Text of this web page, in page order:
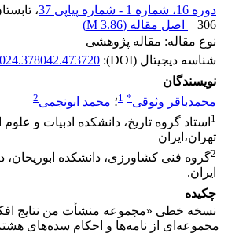
دوره 16، شماره 1 - شماره پیاپی 37
، تابستان
306
اصل مقاله (3.86 M
)
نوع مقاله: مقاله پژوهشی
شناسه دیجیتال (DOI):
نویسندگان
محمدباقر وثوقی*
1؛ محمد ابونجمی2
1 استاد گروه تاریخ، دانشکده ادبیات و علوم
تهران،ایران
2گروه فنی کشاورزی، دانشکده ابوریحان،
ایران.
چکیده
نسخه خطی «مجموعه منشأت من نتایج
مجموعه‌ای از نامه‌ها و احکام سده‌های